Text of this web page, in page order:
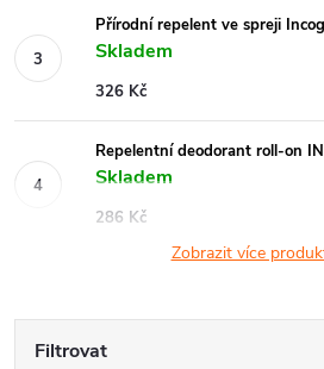
Přírodní repelent ve spreji
Skladem
326 Kč
Repelentní deodorant roll-on
Skladem
286 Kč
Zobrazit více
Filtrovat